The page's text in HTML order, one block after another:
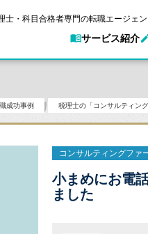
士・科目合格者専門の転職エージェ
サービス紹介
マイナビ転職 税理士とは？
よくあるご質問
別転職ガイド
職ポイント
の転職の方へ
降の転職の方へ
女性税理士
科目合格者
試験情報
・申し込み手順
の一覧と概要
試験合格後の流れ
格別求人情報
転職
目合格の転職
成功事例 税理士の「コンサルティン
コンサルティングファ
小まめにお電
ました